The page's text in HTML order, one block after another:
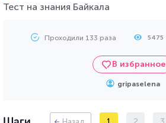
Тест на знания Байкала
Проходили 133 раза 5475
В избранное
gripaselena